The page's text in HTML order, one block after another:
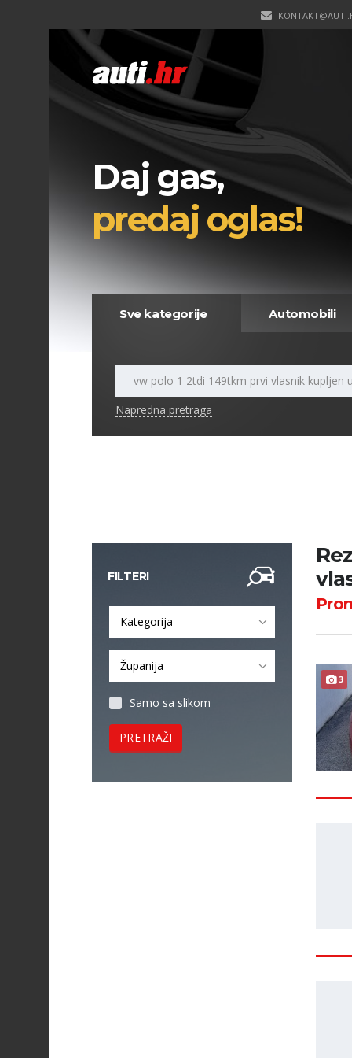
Daj gas,
predaj oglas!
Sve kategorije Automobili
Napredna pretraga
FILTERI
Kategorija
Županija
Samo sa slikom
PRETRAŽI
3